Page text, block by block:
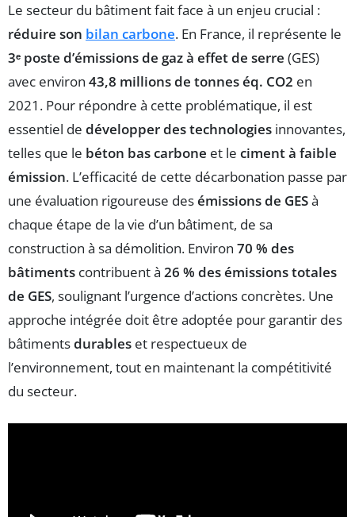
Le secteur du bâtiment fait face à un enjeu crucial :
réduire son bilan carbone. En France, il représente le
3ᵉ poste d’émissions de gaz à effet de serre (GES)
avec environ 43,8 millions de tonnes éq. CO2 en
2021. Pour répondre à cette problématique, il est
essentiel de développer des technologies innovantes,
telles que le béton bas carbone et le ciment à faible
émission. L’efficacité de cette décarbonation passe par
une évaluation rigoureuse desémissions de GESà
chaque étape de la vie d’un bâtiment, de sa
construction à sa démolition. Environ 70 % des
bâtiments contribuent à 26 % des émissions totales
de GES, soulignant l’urgence d’actions concrètes. Une
approche intégrée doit être adoptée pour garantir des
bâtimentsdurables et respectueux de
l’environnement, tout en maintenant la compétitivité
du secteur.